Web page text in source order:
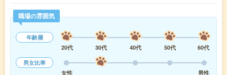
職場の雰囲気
年齢層
20代
30代 40代 50代
60代
男女比率
女性
男性